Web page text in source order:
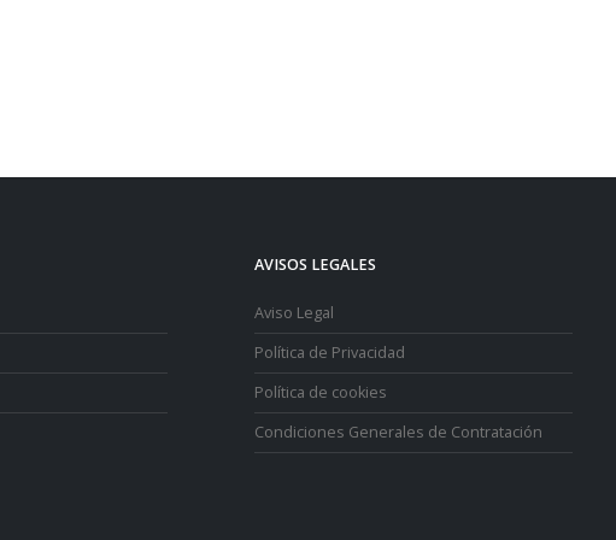
AVISOS LEGALES
Aviso Legal
Política de Privacidad
Política de cookies
Condiciones Generales de Contratación